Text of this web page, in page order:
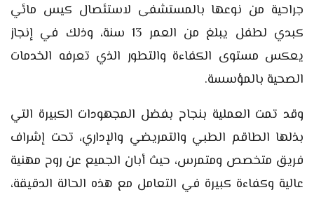
جراحية من نوعها بالمستشفى لاستئصال كيس مائي
كبدي لطفل يبلغ من العمر 13 سنة، وذلك في إنجاز
يعكس مستوى الكفاءة والتطور الذي تعرفه الخدمات
الصحية بالمؤسسة.
وقد تمت العملية بنجاح بفضل المجهودات الكبيرة التي
بذلها الطاقم الطبي والتمريضي والإداري، تحت إشراف
فريق متخصص ومتمرس، حيث أبان الجميع عن روح مهنية
عالية وكفاءة كبيرة في التعامل مع هذه الحالة الدقيقة،